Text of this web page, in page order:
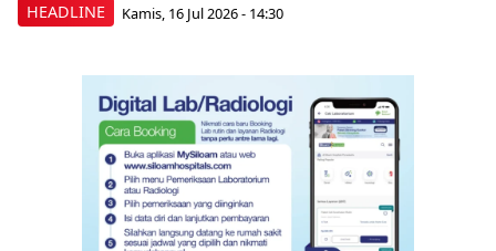
HEADLINE Kamis, 16 Jul 2026 - 14:30